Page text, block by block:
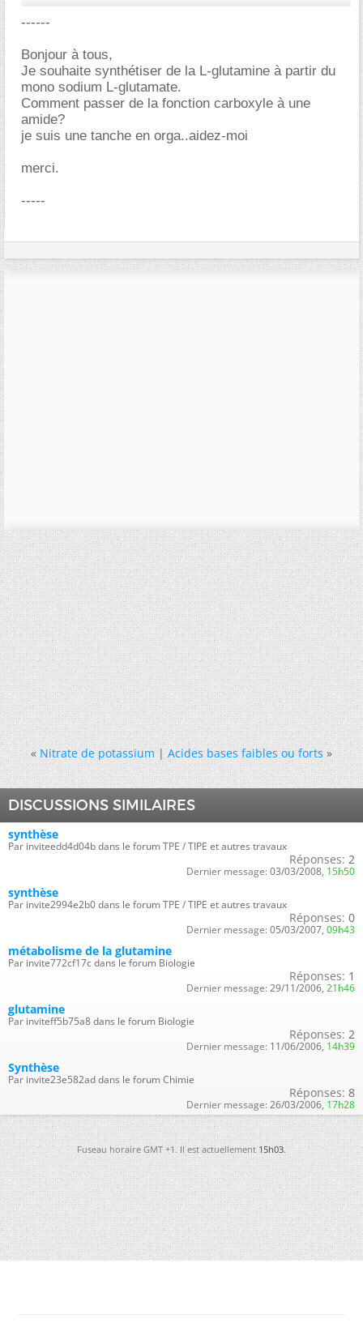
------
Bonjour à tous,
Je souhaite synthétiser de la L-glutamine à partir du
mono sodium L-glutamate.
Comment passer de la fonction carboxyle à une
amide?
je suis une tanche en orga..aidez-moi
merci.
-----
« Nitrate de potassium|Acides bases faibles ou forts »
DISCUSSIONS SIMILAIRES
synthèse
Par inviteedd4d04b dans le forum TPE / TIPE et autres travaux
Réponses: 2
Dernier message: 03/03/2008, 15h50
synthèse
Par invite2994e2b0 dans le forum TPE / TIPE et autres travaux
Réponses: 0
Dernier message: 05/03/2007, 09h43
métabolisme de la glutamine
Par invite772cf17c dans le forum Biologie
Réponses: 1
Dernier message: 29/11/2006, 21h46
glutamine
Par inviteff5b75a8 dans le forum Biologie
Réponses: 2
Dernier message: 11/06/2006, 14h39
Synthèse
Par invite23e582ad dans le forum Chimie
Réponses: 8
Dernier message: 26/03/2006, 17h28
Fuseau horaire GMT +1. Il est actuellement15h03.